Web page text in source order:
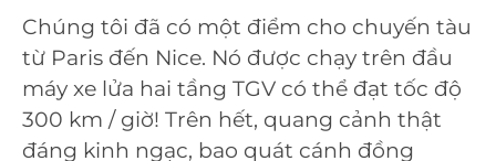
Chúng tôi đã có một điểm cho chuyến tàu
từ Paris đến Nice. Nó được chạy trên đầu
máy xe lửa hai tầng TGV có thể đạt tốc độ
300 km / giờ! Trên hết, quang cảnh thật
đáng kinh ngạc, bao quát cánh đồng